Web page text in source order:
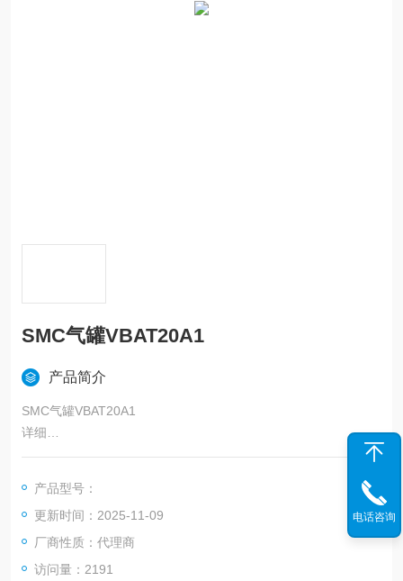
SMC气罐VBAT20A1
产品简介
SMC气罐VBAT20A1
详细
●能和增压阀紧凑地直接连接的小容量气罐
●带安全阀 （可选项）
●海外规格适用品
CE规格适用品（−Q）
除ASME规格适用品外（−X11）
产品型号：
更新时间：2025-11-09
厂商性质：代理商
访问量：2191
电话咨询